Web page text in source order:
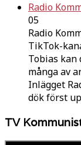
Radio
05
Radio
TikTok-
Tobias kan
många av
Inlägget
dök först
TV